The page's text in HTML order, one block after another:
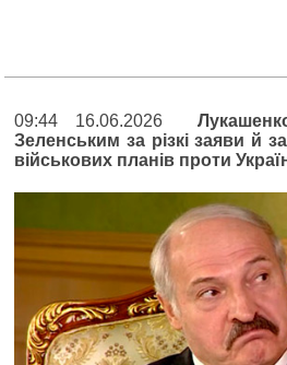
09:44 16.06.2026
Зеленським за різкі заяви й
військових планів проти